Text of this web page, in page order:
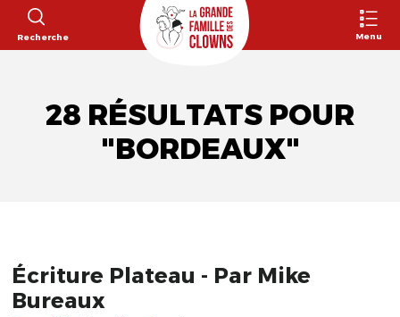
Recherche Menu
28 RÉSULTATS POUR
"BORDEAUX"
Écriture Plateau - Par Mike
Bureaux